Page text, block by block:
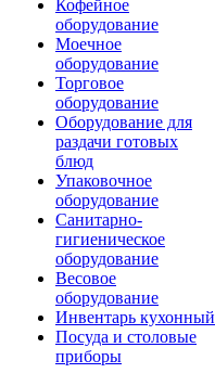
Кофейное
оборудование
Моечное
оборудование
Торговое
оборудование
Оборудование для
раздачи готовых
блюд
Упаковочное
оборудование
Санитарно-
гигиеническое
оборудование
Весовое
оборудование
Инвентарь кухонный
Посуда и столовые
приборы